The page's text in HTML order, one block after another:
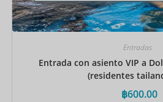
Entradas
Entrada con asiento VIP a
(residentes
฿600.00